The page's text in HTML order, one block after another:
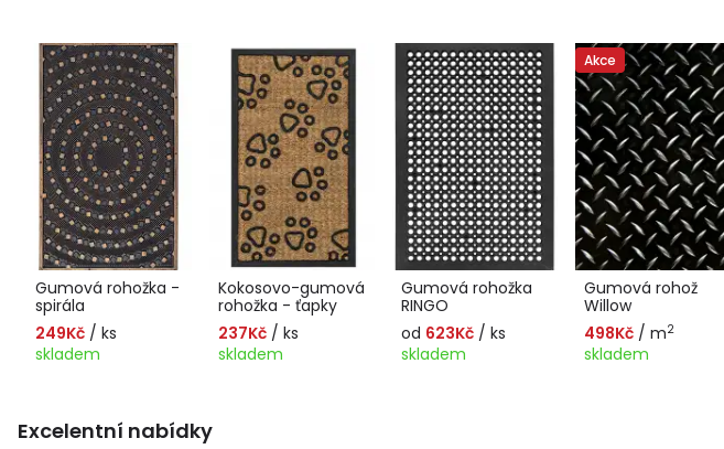
Gumová rohožka -
spirála
249Kč / ks
skladem
Kokosovo-gumová
rohožka - ťapky
237Kč / ks
skladem
Gumová rohožka
RINGO
od 623Kč / ks
skladem
Gumová rohož
Willow
498Kč / m2
skladem
Akce
Excelentní nabídky